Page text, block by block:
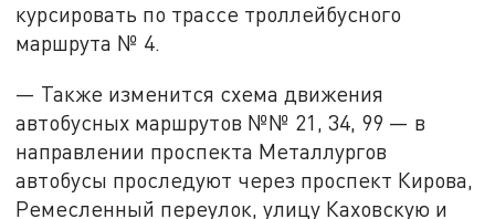
курсировать по трассе троллейбусного
маршрута № 4.
— Также изменится схема движения
автобусных маршрутов №№ 21, 34, 99 — в
направлении проспекта Металлургов
автобусы проследуют через проспект Кирова,
Ремесленный переулок, улицу Каховскую и